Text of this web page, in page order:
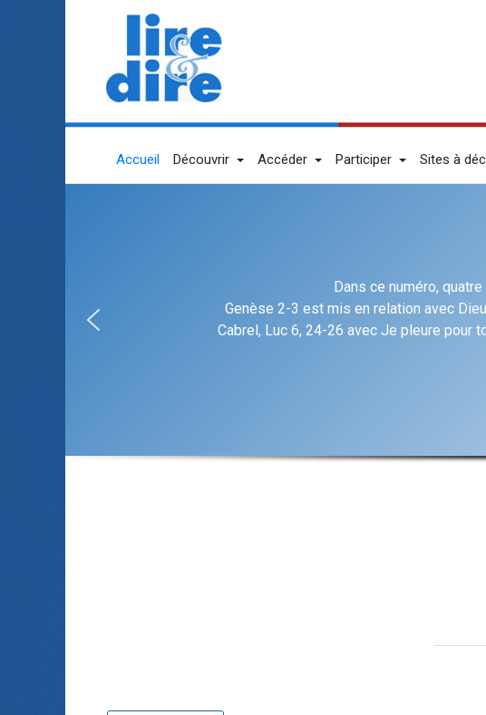
Accueil Découvrir Accéder Participer Sites à
Dans ce numéro,
Genèse 2-3 est mis en relation avec
Cabrel, Luc 6, 24-26 avec Je pleure pour